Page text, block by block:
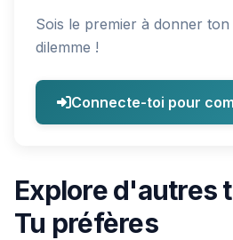
Sois le premier à donner
dilemme !
Connecte-toi pour
Explore d'autres
Tu préfères